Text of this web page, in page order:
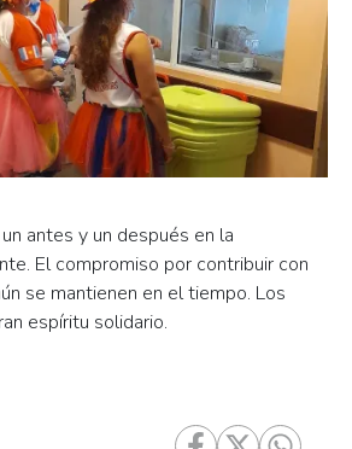
antes y un después en la
El compromiso por contribuir con
se mantienen en el tiempo. Los
espíritu solidario.